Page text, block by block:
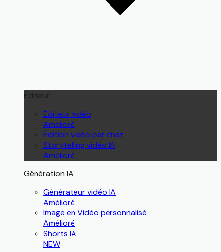
Éditeur
Éditeur vidéo
Amélioré
Édition vidéo par chat
Storytelling vidéo IA
Amélioré
Génération IA
Générateur vidéo IA
Amélioré
Image en Vidéo personnalisé
Amélioré
Shorts IA
NEW